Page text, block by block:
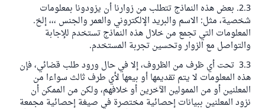
2.3. بعض هذه النماذج تتطلب من زوارنا أن يزودونا بمعلومات
شخصية، مثل: الاسم والبريد الإلكتروني والعمر والجنس ،،، إلخ.
المعلومات التي تجمع من خلال هذه النماذج تستخدم للإجابة
والتواصل مع الزوار وتحسين تجربة المستخدم.
3.3 تحت أي ظرف من الظروف، إلا في حال ورود طلب قضائي، فإن
هذه المعلومات لا يتم تقديمها أو بيعها لأي طرف ثالث سواءا من
المعلنين أو من الممولين الآخرين أو خلافهم، ولكن من الممكن أن
نزود المعلنين ببيانات إحصائية مختصرة في صيغة إحصائية مجمعة